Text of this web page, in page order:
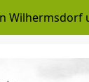
Wilhermsdorf